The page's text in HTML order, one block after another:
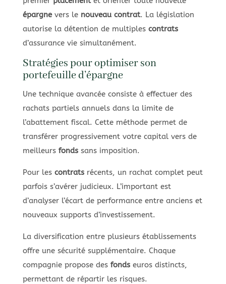
épargnevers le nouveau contrat. La législation
autorise la détention de multiples contrats
d’assurance vie simultanément.
Stratégies pour optimiser son
portefeuille d’épargne
Une technique avancée consiste à effectuer des
rachats partiels annuels dans la limite de
l’abattement fiscal. Cette méthode permet de
transférer progressivement votre capital vers de
meilleurs fondssans imposition.
Pour les contratsrécents, un rachat complet peut
parfois s’avérer judicieux. L’important est
d’analyser l’écart de performance entre anciens et
nouveaux supports d’investissement.
La diversification entre plusieurs établissements
offre une sécurité supplémentaire. Chaque
compagnie propose des fondseuros distincts,
permettant de répartir les risques.